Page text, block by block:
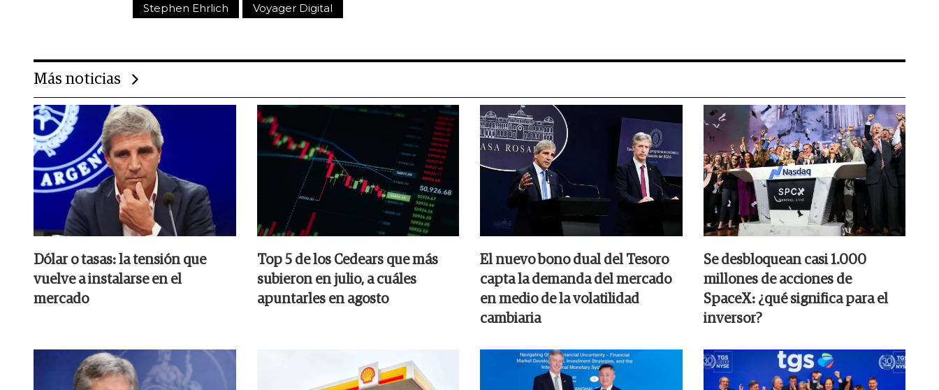
Stephen Ehrlich
Voyager Digital
Más noticias
Dólar o tasas: la tensión que
vuelve a instalarse en el
mercado
Top 5 de los Cedears que más
subieron en julio, a cuáles
apuntarles en agosto
El nuevo bono dual del Tesoro
capta la demanda del mercado
en medio de la volatilidad
cambiaria
Se desbloquean casi 1.000
millones de acciones de
SpaceX: ¿qué significa para el
inversor?